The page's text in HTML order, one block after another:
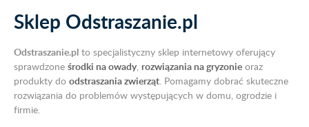
Sklep Odstraszanie.pl
Odstraszanie.pl to specjalistyczny sklep internetowy oferujący
sprawdzone środki na owady, rozwiązania na gryzonie oraz
produkty do odstraszania zwierząt. Pomagamy dobrać skuteczne
rozwiązania do problemów występujących w domu, ogrodzie i
firmie.